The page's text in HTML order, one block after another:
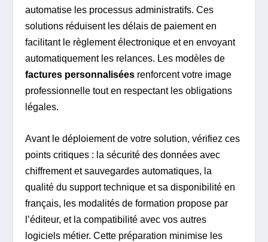
automatise les processus administratifs. Ces
solutions réduisent les délais de paiement en
facilitant le règlement électronique et en envoyant
automatiquement les relances. Les modèles de
factures personnalisées renforcent votre image
professionnelle tout en respectant les obligations
légales.
Avant le déploiement de votre solution, vérifiez ces
points critiques : la sécurité des données avec
chiffrement et sauvegardes automatiques, la
qualité du support technique et sa disponibilité en
français, les modalités de formation propose par
l’éditeur, et la compatibilité avec vos autres
logiciels métier. Cette préparation minimise les